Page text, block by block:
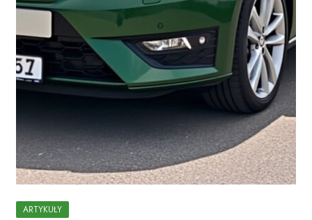
ARTYKUŁY